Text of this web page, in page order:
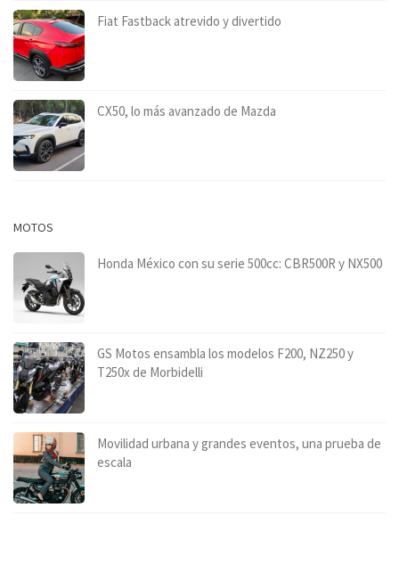
Fiat Fastback atrevido y divertido
CX50, lo más avanzado de Mazda
MOTOS
Honda México con su serie 500cc: CBR500R y NX500
GS Motos ensambla los modelos F200, NZ250 y
T250x de Morbidelli
Movilidad urbana y grandes eventos, una prueba de
escala